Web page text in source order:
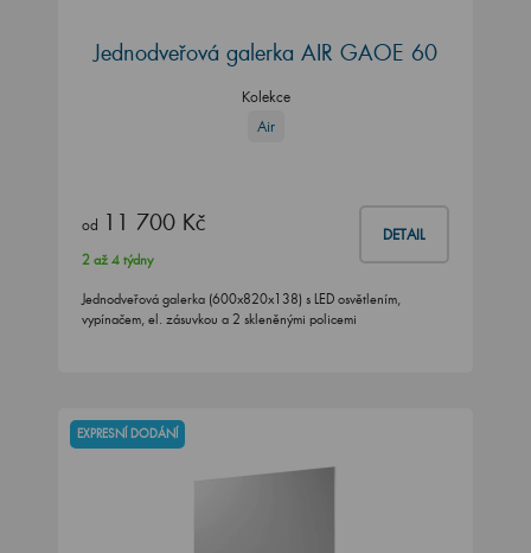
Jednodveřová galerka AIR GAOE 60
Kolekce
Air
od 11 700 Kč DETAIL
2 až 4 týdny
Jednodveřová galerka (600x820x138) s LED osvětlením,
vypínačem, el. zásuvkou a 2 skleněnými policemi
EXPRESNÍ DODÁNÍ